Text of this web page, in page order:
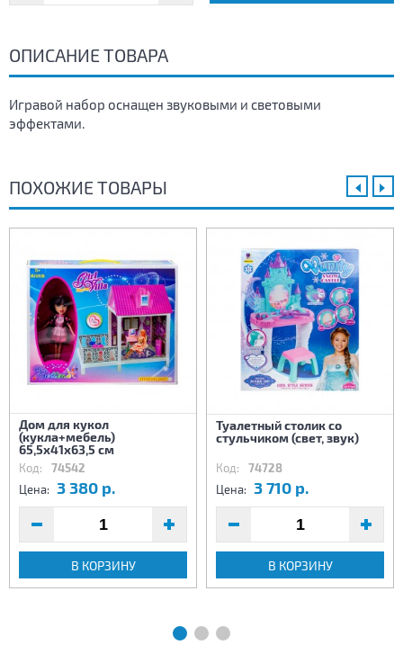
ОПИСАНИЕ ТОВАРА
Игравой набор оснащен звуковыми и световыми
эффектами.
ПОХОЖИЕ ТОВАРЫ
Дом для кукол
(кукла+мебель)
65,5х41х63,5 см
Код: 74542
Цена: 3 380 р.
В КОРЗИНУ
Туалетный столик со
стульчиком (свет, звук)
Код: 74728
Цена: 3 710 р.
В КОРЗИНУ